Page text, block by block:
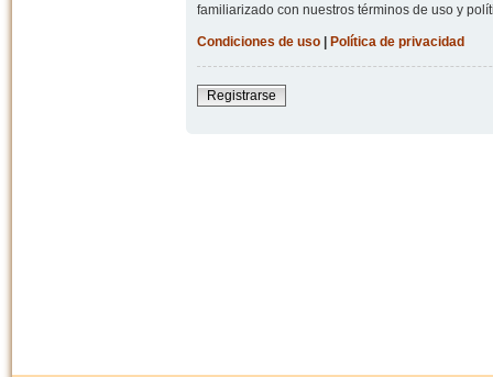
familiarizado con nuestros términos de uso y
Condiciones de uso| Política de privacidad
Registrarse